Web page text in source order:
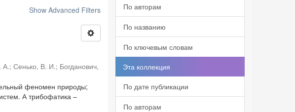
Show Advanced Filters
А.;Сенько, В. И.; Богданович,
феномен природы;
А трибофатика –
По авторам
По названию
По ключевым словам
Эта коллекция
По дате публикации
По авторам